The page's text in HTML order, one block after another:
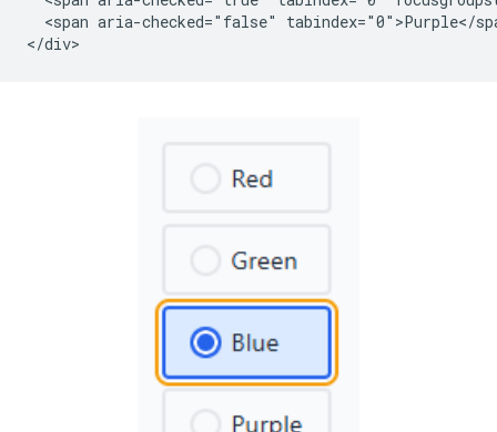
<span aria-checked="false" tabindex="0">Purple</